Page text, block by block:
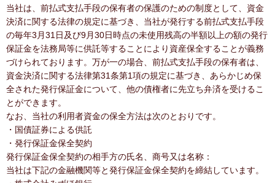
当社は、前払式支払手段の保有者の保護のための制度として、資金
決済に関する法律の規定に基づき、当社が発行する前払式支払手段
の毎年3月31日及び9月30日時点の未使用残高の半額以上の額の発行
保証金を法務局等に供託等することにより資産保全することが義務
づけられております。万が一の場合、前払式支払手段の保有者は、
資金決済に関する法律第31条第1項の規定に基づき、あらかじめ保
全された発行保証金について、他の債権者に先立ち弁済を受けるこ
とができます。
なお、当社の利用者資金の保全方法は次のとおりです。
・国債証券による供託
・発行保証金保全契約
発行保証金保全契約の相手方の氏名、商号又は名称：
当社は下記の金融機関等と発行保証金保全契約を締結しています。